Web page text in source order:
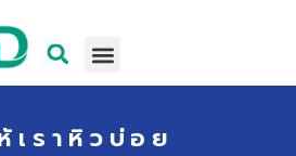
เราหิวบ่อย